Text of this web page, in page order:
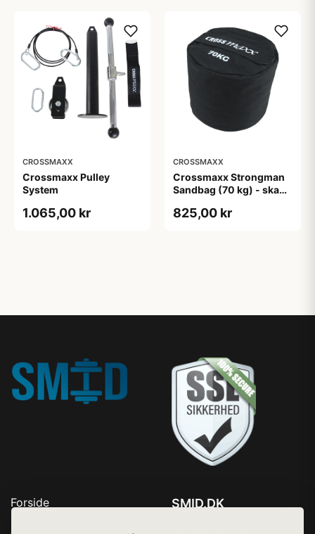
CROSSMAXX
Crossmaxx Pulley
System
1.065,00 kr
CROSSMAXX
Crossmaxx Strongman
Sandbag (70 kg) - skabt
funktionel træning og
825,00 kr
Forside
SMID.DK